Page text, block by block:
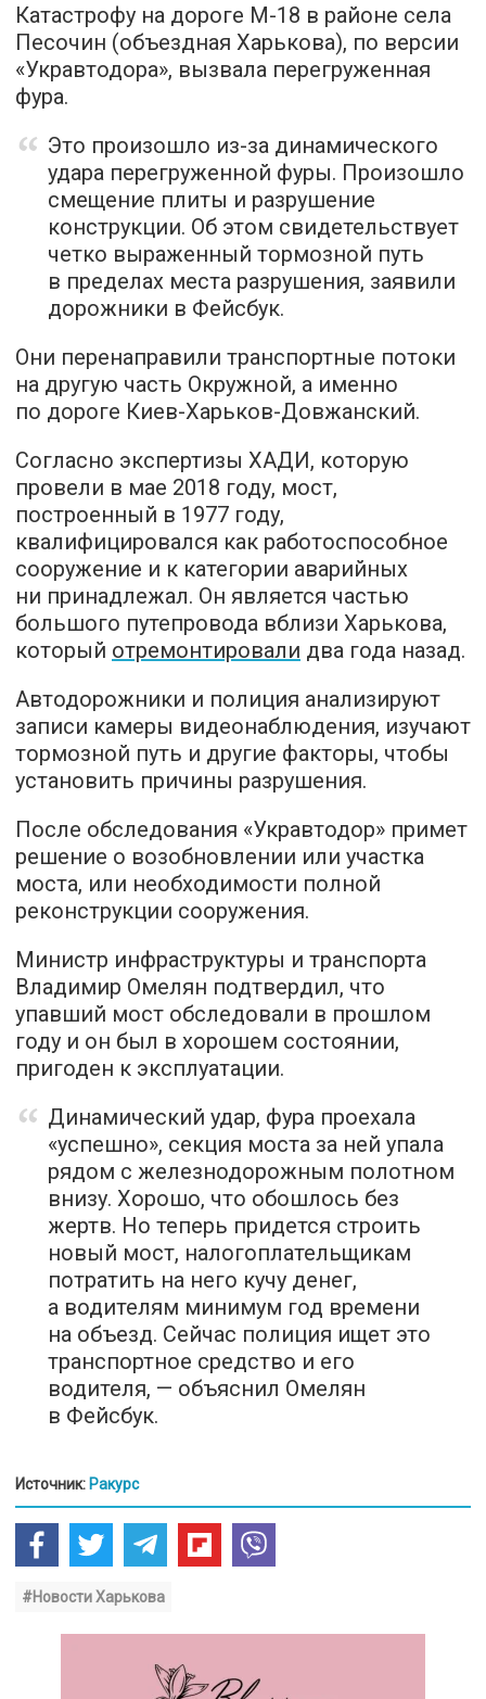
Катастрофу на дороге М-18 в районе села
Песочин (объездная Харькова), по версии
«Укравтодора», вызвала перегруженная
фура.
Это произошло из-за динамического
удара перегруженной фуры. Произошло
смещение плиты и разрушение
конструкции. Об этом свидетельствует
четко выраженный тормозной путь
в пределах места разрушения, заявили
дорожники в Фейсбук.
Они перенаправили транспортные потоки
на другую часть Окружной, а именно
по дороге Киев-Харьков-Довжанский.
Согласно экспертизы ХАДИ, которую
провели в мае 2018 году, мост,
построенный в 1977 году,
квалифицировался как работоспособное
сооружение и к категории аварийных
ни принадлежал. Он является частью
большого путепровода вблизи Харькова,
который отремонтировали два года назад.
Автодорожники и полиция анализируют
записи камеры видеонаблюдения, изучают
тормозной путь и другие факторы, чтобы
установить причины разрушения.
После обследования «Укравтодор» примет
решение о возобновлении или участка
моста, или необходимости полной
реконструкции сооружения.
Министр инфраструктуры и транспорта
Владимир Омелян подтвердил, что
упавший мост обследовали в прошлом
году и он был в хорошем состоянии,
пригоден к эксплуатации.
Динамический удар, фура проехала
«успешно», секция моста за ней упала
рядом с железнодорожным полотном
внизу. Хорошо, что обошлось без
жертв. Но теперь придется строить
новый мост, налогоплательщикам
потратить на него кучу денег,
а водителям минимум год времени
на объезд. Сейчас полиция ищет это
транспортное средство и его
водителя, — объяснил Омелян
в Фейсбук.
Источник: Ракурс
#Новости Харькова